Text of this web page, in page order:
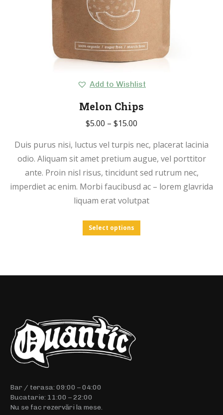
Add to Wishlist
Melon Chips
$5.00 – $15.00
Duis purus nisi, luctus vel turpis nec, placerat lacinia
odio. Aliquam sit amet pretium augue, vel porttitor
ante. Proin nisl risus, tincidunt sed rutrum nec,
imperdiet ac enim. Morbi faucibusd ac – lorem glavrida
liquam erat volutpat
Select options
Bar / terasa: 09:00 – 04:00
Bucatarie: 11:00 – 22:00
Nu se fac rezervări la mese.